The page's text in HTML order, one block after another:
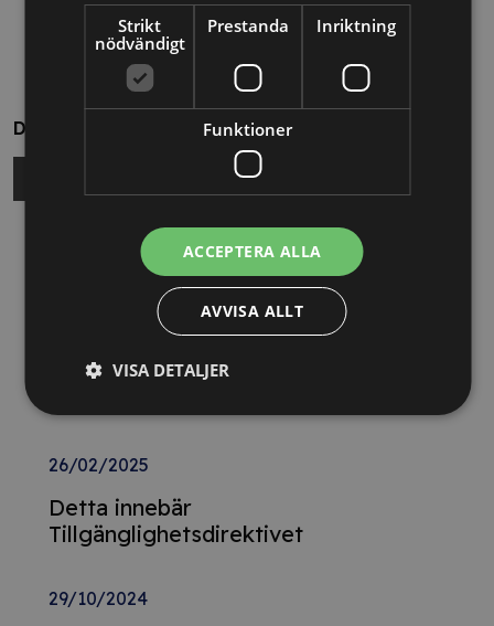
Dela
Relaterade nyheter
svenska företag – lär dig vinna
26/02/2025
Detta innebär
Tillgänglighetsdirektivet
29/10/2024
Strikt
nödvändigt
Prestanda Inriktning
Funktioner
ACCEPTERA ALLA
AVVISA ALLT
VISA DETALJER